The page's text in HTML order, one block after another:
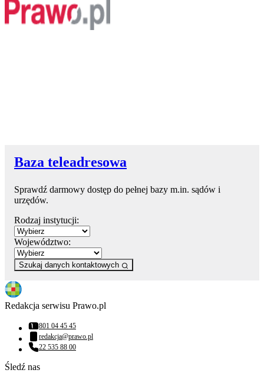
Baza teleadresowa
Sprawdź darmowy dostęp do pełnej bazy m.in. sądów i
urzędów.
Rodzaj instytucji:
Województwo:
Szukaj danych kontaktowych
Redakcja serwisu Prawo.pl
Numer telefonu:
801 04 45 45
Adres email:
redakcja@prawo.pl
Numer telefonu:
22 535 88 00
Śledź nas